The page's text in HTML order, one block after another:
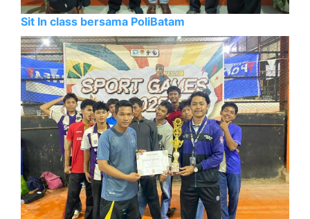
Sit In class bersama PoliBatam